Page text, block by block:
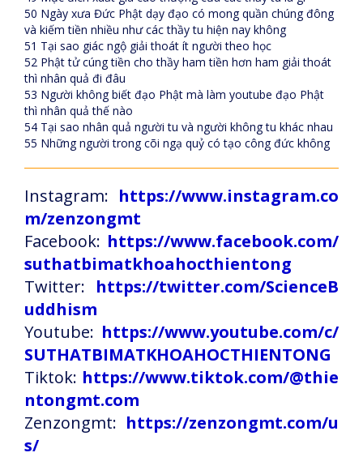
50 Ngày xưa Đức Phật dạy đạo có mong quần chúng đông
và kiếm tiền nhiều như các thầy tu hiện nay không
51 Tại sao giác ngộ giải thoát ít người theo học
52 Phật tử cúng tiền cho thầy ham tiền hơn ham giải thoát
thì nhân quả đi đâu
53 Người không biết đạo Phật mà làm youtube đạo Phật
thì nhân quả thế nào
54 Tại sao nhân quả người tu và người không tu khác nhau
55 Những người trong cõi ngạ quỷ có tạo công đức không
Instagram: https://www.instagram.co
m/zenzongmt
Facebook: https://www.facebook.com/
suthatbimatkhoahocthientong
Twitter: https://twitter.com/ScienceB
uddhism
Youtube: https://www.youtube.com/c/
SUTHATBIMATKHOAHOCTHIENTONG
Tiktok: https://www.tiktok.com/@thie
ntongmt.com
Zenzongmt: https://zenzongmt.com/u
s/